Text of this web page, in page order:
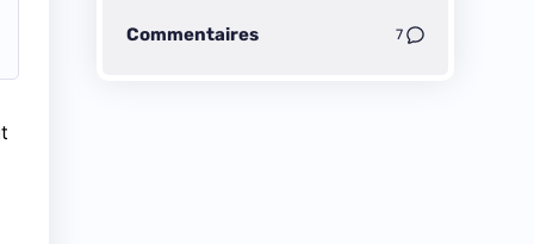
Commentaires 7